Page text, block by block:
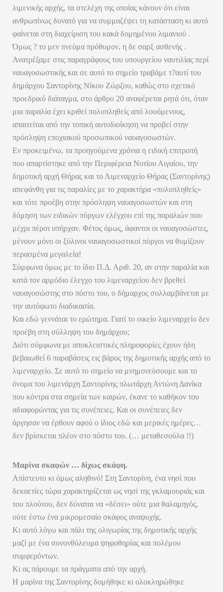
λιμενικής αρχής, τα στελέχη της οποίας κάνουν ότι είναι
ανθρωπίνως δυνατό για να συμμαζέψει τη κατάσταση κι αυτό
φαίνεται στη διαχείριση του κακά δομημένου λιμανιού .
Όμως ? το μεν πνεύμα πρόθυμον, η δε σαρξ ασθενής .
Ανατρέξαμε στις παραγράφους του υπουργείου ναυτιλίας περί
ναυαγοσωστικής και σε αυτό το σημείο τραβάμε τ?αυτί του
δημάρχου Σαντορίνης Νίκου Ζώρζου, καθώς στο σχετικό
προεδρικό διάταγμα, στο άρθρο 20 αναφέρεται ρητά ότι, όταν
μια παραλία έχει κριθεί πολυπληθείς από λουόμενους,
απαιτείται από την τοπική αυτοδιοίκηση να προβεί στην
πρόσληψη εποχιακού προσωπικού ναυαγοσωστών.
Εν προκειμένω, τα προηγούμενα χρόνια η ειδική επιτροπή
που απαρτίστηκε από την Περιφέρεια Νοτίου Αιγαίου, την
δημοτική αρχή Θήρας και το Λιμεναρχείο Θήρας (Σαντορίνης)
απεφάνθη για τις παραλίες με το χαρακτήρα «πολυπληθείς»
και τότε προέβη στην πρόσληψη ναυαγοσωστών και στη
δόμηση των ειδικών πύργων ελέγχου επί της παραλιών που
μέχρι πέρσι υπήρχαν. Φέτος όμως, άφαντοι οι ναυαγοσώστες,
μένουν μόνο οι ξύλινοι ναυαγοσωστικοί πύργοι να θυμίζουν
περασμένα μεγαλεία!
Σύμφωνα όμως με το ίδιο Π.Δ. Αριθ. 20, αν στην παραλία και
κατά τον αρμόδιο έλεγχο του λιμεναρχείου δεν βρεθεί
ναυαγοσώστης στο πόστο του, ο δήμαρχος συλλαμβάνεται με
την αυτόφωτο διαδικασία.
Και εδώ γεννάται το ερώτημα. Γιατί το οικείο λιμεναρχείο δεν
προέβη στη σύλληψη του δημάρχου;
Διότι σύμφωνα με αποκλειστικές πληροφορίες έχουν ήδη
βεβαιωθεί 6 παραβάσεις εις βάρος της δημοτικής αρχής από το
λιμεναρχείο. Σε αυτό το σημείο να μνημονεύσουμε και το
όνομα του λιμενάρχη Σαντορίνης πλωτάρχη Αντώνη Δανίκα
που κόντρα στα σημεία των καιρών, έκανε το καθήκον του
αδιαφορώντας για τις συνέπειες. Και οι συνέπειες δεν
άργησαν να έρθουν αφού ο ίδιος εδώ και μερικές ημέρες…
δεν βρίσκεται πλέον στο πόστο του. (… μεταθεσούλα !!)
Μαρίνα σκαφών … δίχως σκάφη.
Απίστευτο κι όμως αληθινό! Στη Σαντορίνη, ένα νησί που
δεκαετίες τώρα χαρακτηρίζεται ως νησί της γκλαμουριάς και
του πλούτου, δεν δύναται να «δέσει» ούτε μια θαλαμηγός,
ούτε έστω ένα μικρομεσαίο σκάφος αναψυχής.
Κι αυτό λόγω και πάλι της ολιγωρίας της δημοτικής αρχής
μαζί με ένα συνονθύλευμα ψηφοθηρίας και πολέμου
συμφερόντων.
Κι ας πάρουμε τα πράγματα από την αρχή.
Η μαρίνα της Σαντορίνης δομήθηκε κι ολοκληρώθηκε